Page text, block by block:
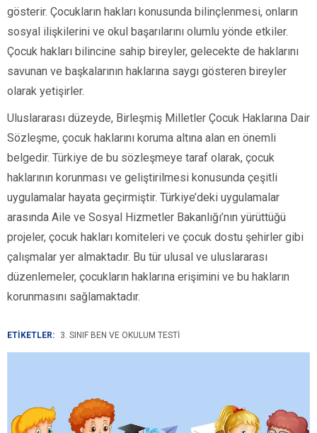
gösterir. Çocukların hakları konusunda bilinçlenmesi, onların
sosyal ilişkilerini ve okul başarılarını olumlu yönde etkiler.
Çocuk hakları bilincine sahip bireyler, gelecekte de haklarını
savunan ve başkalarının haklarına saygı gösteren bireyler
olarak yetişirler.
Uluslararası düzeyde, Birleşmiş Milletler Çocuk Haklarına Dair
Sözleşme, çocuk haklarını koruma altına alan en önemli
belgedir. Türkiye de bu sözleşmeye taraf olarak, çocuk
haklarının korunması ve geliştirilmesi konusunda çeşitli
uygulamalar hayata geçirmiştir. Türkiye’deki uygulamalar
arasında Aile ve Sosyal Hizmetler Bakanlığı’nın yürüttüğü
projeler, çocuk hakları komiteleri ve çocuk dostu şehirler gibi
çalışmalar yer almaktadır. Bu tür ulusal ve uluslararası
düzenlemeler, çocukların haklarına erişimini ve bu hakların
korunmasını sağlamaktadır.
ETİKETLER: 3. SINIF BEN VE OKULUM TESTI